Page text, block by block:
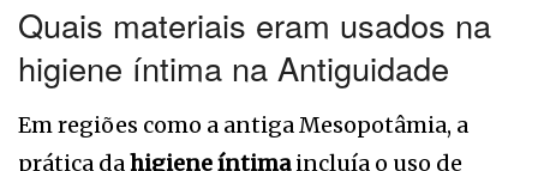
Quais materiais eram usados na
higiene íntima na Antiguidade
Em regiões como a antiga Mesopotâmia, a
prática dahigiene íntimaincluía o uso de